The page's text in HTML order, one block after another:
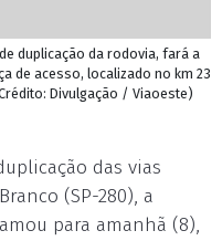
duplicação da rodovia, fará a
de acesso, localizado no km 23
Divulgação / Viaoeste)
das vias
(SP-280), a
para amanhã (8),